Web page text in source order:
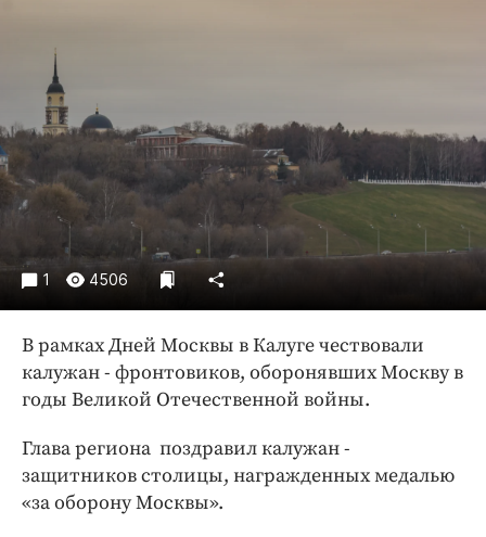
Образование
Общество
Погода
Праздники
Происшествия
Спорт
Экономика и бизнес
ПРОЕКТЫ
Блоги
Медиаперсона
Интересное чтиво
1 4506
В рамках Дней Москвы в Калуге чествовали
калужан - фронтовиков, оборонявших Москву в
годы Великой Отечественной войны.
Глава региона поздравил калужан -
защитников столицы, награжденных медалью
«за оборону Москвы».